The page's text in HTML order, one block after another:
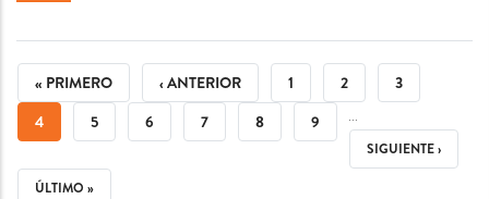
PAGINACIÓN
PRIMERA
PÁGINA
« PRIMERO
PÁGINA
ANTERIOR
‹ ANTERIOR PÁGINA
1 PÁGINA
2 PÁGINA
3
PÁGINA
4 PÁGINA
5 PÁGINA
6 PÁGINA
7 PÁGINA
8 PÁGINA
9
SIGUIENTE
SIGUIENTE ›
ÚLTIMA
ÚLTIMO »